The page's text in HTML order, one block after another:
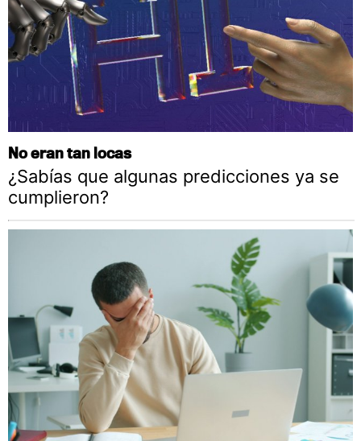
No eran tan locas
¿Sabías que algunas predicciones ya se
cumplieron?